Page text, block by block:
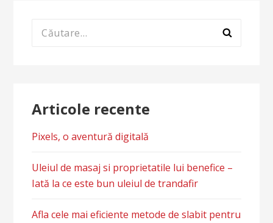
Caută
Articole recente
Pixels, o aventură digitală
Uleiul de masaj si proprietatile lui benefice –
Iată la ce este bun uleiul de trandafir
Afla cele mai eficiente metode de slabit pentru